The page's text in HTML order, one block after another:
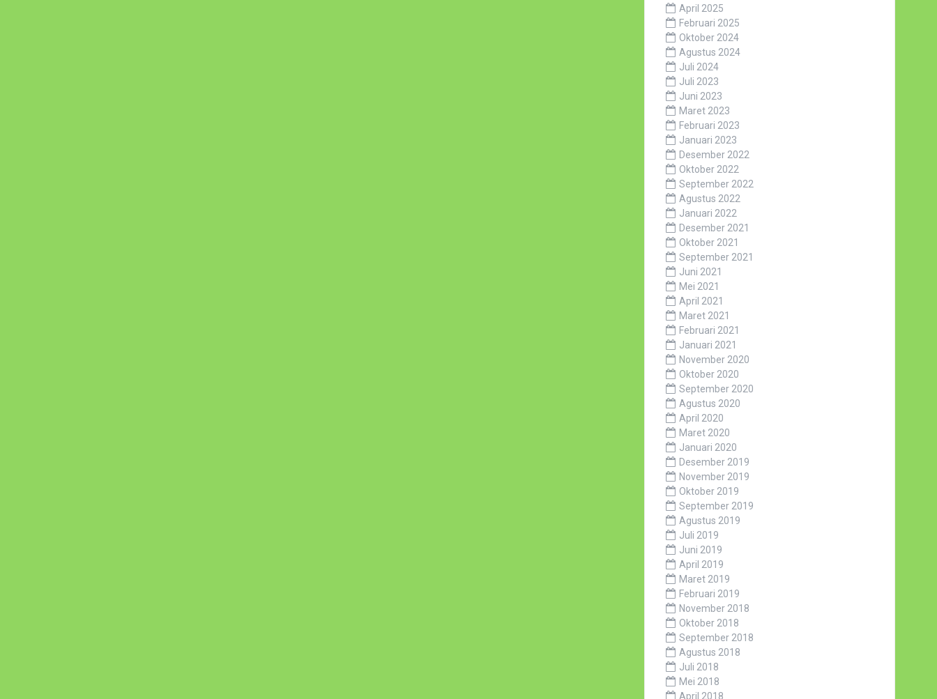
April 2025
Februari 2025
Oktober 2024
Agustus 2024
Juli 2024
Juli 2023
Juni 2023
Maret 2023
Februari 2023
Januari 2023
Desember 2022
Oktober 2022
September 2022
Agustus 2022
Januari 2022
Desember 2021
Oktober 2021
September 2021
Juni 2021
Mei 2021
April 2021
Maret 2021
Februari 2021
Januari 2021
November 2020
Oktober 2020
September 2020
Agustus 2020
April 2020
Maret 2020
Januari 2020
Desember 2019
November 2019
Oktober 2019
September 2019
Agustus 2019
Juli 2019
Juni 2019
April 2019
Maret 2019
Februari 2019
November 2018
Oktober 2018
September 2018
Agustus 2018
Juli 2018
Mei 2018
April 2018